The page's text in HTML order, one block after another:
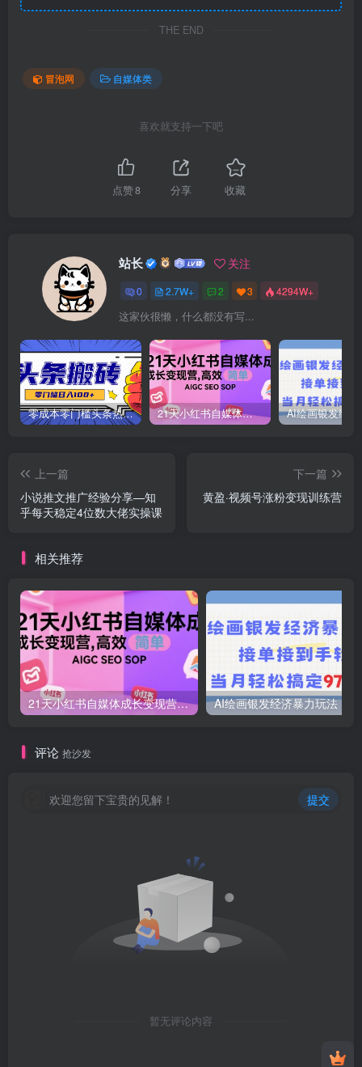
THE END
冒泡网 自媒体类
喜欢就支持一下吧
点赞8 分享 收藏
站长 关注
0 2.7W+ 2 3 4294W+
这家伙很懒，什么都没有写...
零成本零门槛头条热点搬运术，零门槛日入100+，工具+教程全部附上 21天小红书自媒体成长变现营，高效 简单 AIGC SEO SOP
上一篇
小说推文推广经验分享—知
乎每天稳定4位数大佬实操课
下一篇
黄盈·视频号涨粉变现训练营
相关推荐
21天小红书自媒体成长变现营，高效 简单 AIGC SEO SOP
评论 抢沙发
欢迎您留下宝贵的见解！ 提交
暂无评论内容